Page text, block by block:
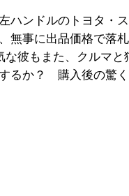
ハンドルのトヨタ・
無事に出品価格で落
彼もまた、クルマと
るか？ 購入後の驚